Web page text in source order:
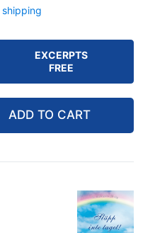
shipping
EXCERPTS
FREE
ADD TO CART